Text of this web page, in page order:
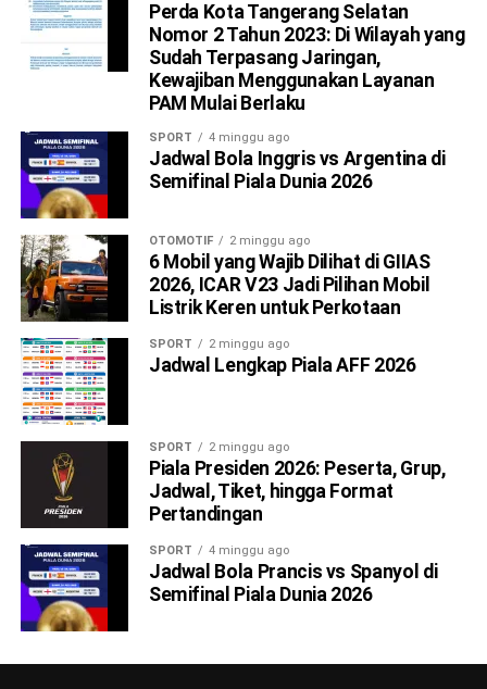
Perda Kota Tangerang Selatan
Nomor 2 Tahun 2023: Di Wilayah yang
Sudah Terpasang Jaringan,
Kewajiban Menggunakan Layanan
PAM Mulai Berlaku
SPORT 4 minggu ago
Jadwal Bola Inggris vs Argentina di
Semifinal Piala Dunia 2026
OTOMOTIF 2 minggu ago
6 Mobil yang Wajib Dilihat di GIIAS
2026, ICAR V23 Jadi Pilihan Mobil
Listrik Keren untuk Perkotaan
SPORT 2 minggu ago
Jadwal Lengkap Piala AFF 2026
SPORT 2 minggu ago
Piala Presiden 2026: Peserta, Grup,
Jadwal, Tiket, hingga Format
Pertandingan
SPORT 4 minggu ago
Jadwal Bola Prancis vs Spanyol di
Semifinal Piala Dunia 2026